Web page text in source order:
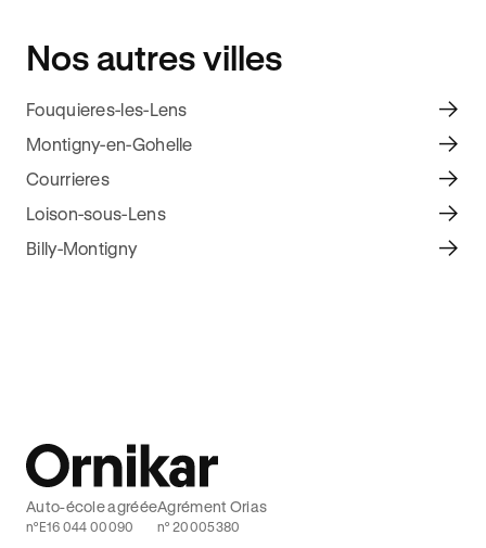
Nos autres villes
Fouquieres-les-Lens
Montigny-en-Gohelle
Courrieres
Loison-sous-Lens
Billy-Montigny
Auto-école agréée
n°E16 044 00090
Agrément Orias
n° 20005380